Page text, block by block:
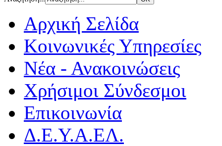
Αρχική Σελίδα
Κοινωνικές Υπηρεσίες
Νέα - Ανακοινώσεις
Χρήσιμοι Σύνδεσμοι
Επικοινωνία
Δ.Ε.Υ.Α.ΕΛ.